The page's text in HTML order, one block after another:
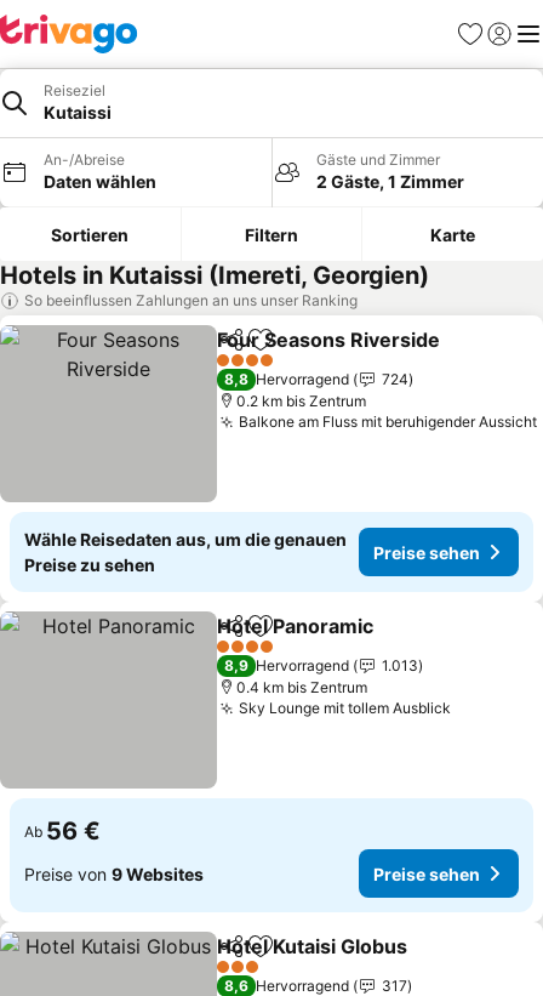
Favoriten
Reiseziel
Kutaissi
An-/Abreise
Daten wählen
Gäste und Zimmer
2 Gäste, 1 Zimmer
Sortieren Filtern Karte
Hotels in Kutaissi (Imereti, Georgien)
So beeinflussen Zahlungen an uns unser Ranking
TeilenZu Favoriten hinzufügen
Four Seasons Riverside
4 Sterne
8,8 Hervorragend
724
0.2 km bis Zentrum
Balkone am Fluss mit beruhigender Aussicht
Wähle Reisedaten aus, um die genauen
Preise zu sehen
Preise sehen
TeilenZu Favoriten hinzufügen
Hotel Panoramic
4 Sterne
8,9 Hervorragend
1.013
0.4 km bis Zentrum
Sky Lounge mit tollem Ausblick
Ab 56 €
Preise von 9 Websites Preise sehen
TeilenZu Favoriten hinzufügen
Hotel Kutaisi Globus
3 Sterne
8,6 Hervorragend
317